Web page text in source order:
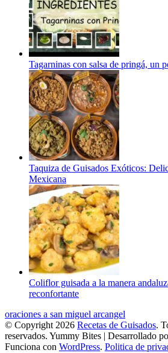
Tagarninas con salsa de pringá, un
Taquiza de Guisados Exóticos:
Mexicana
Coliflor guisada a la manera
reconfortante
oraciones a san miguel arcangel
© Copyright 2026 Recetas de Guisados.
reservados. Yummy Bites | Desarrollado
Funciona con WordPress. Politica de